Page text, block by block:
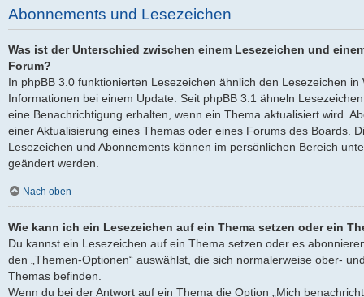
Abonnements und Lesezeichen
Was ist der Unterschied zwischen einem Lesezeichen und
Forum?
In phpBB 3.0 funktionierten Lesezeichen ähnlich den Lesezeichen
Informationen bei einem Update. Seit phpBB 3.1 ähneln
eine Benachrichtigung erhalten, wenn ein Thema aktualisiert wird.
einer Aktualisierung eines Themas oder eines Forums des Boards.
Lesezeichen und Abonnements können im persönlichen Bereich
geändert werden.
Nach oben
Wie kann ich ein Lesezeichen auf ein Thema setzen oder ein
Du kannst ein Lesezeichen auf ein Thema setzen oder es
den „Themen-Optionen“ auswählst, die sich normalerweise ober-
Themas befinden.
Wenn du bei der Antwort auf ein Thema die Option „Mich